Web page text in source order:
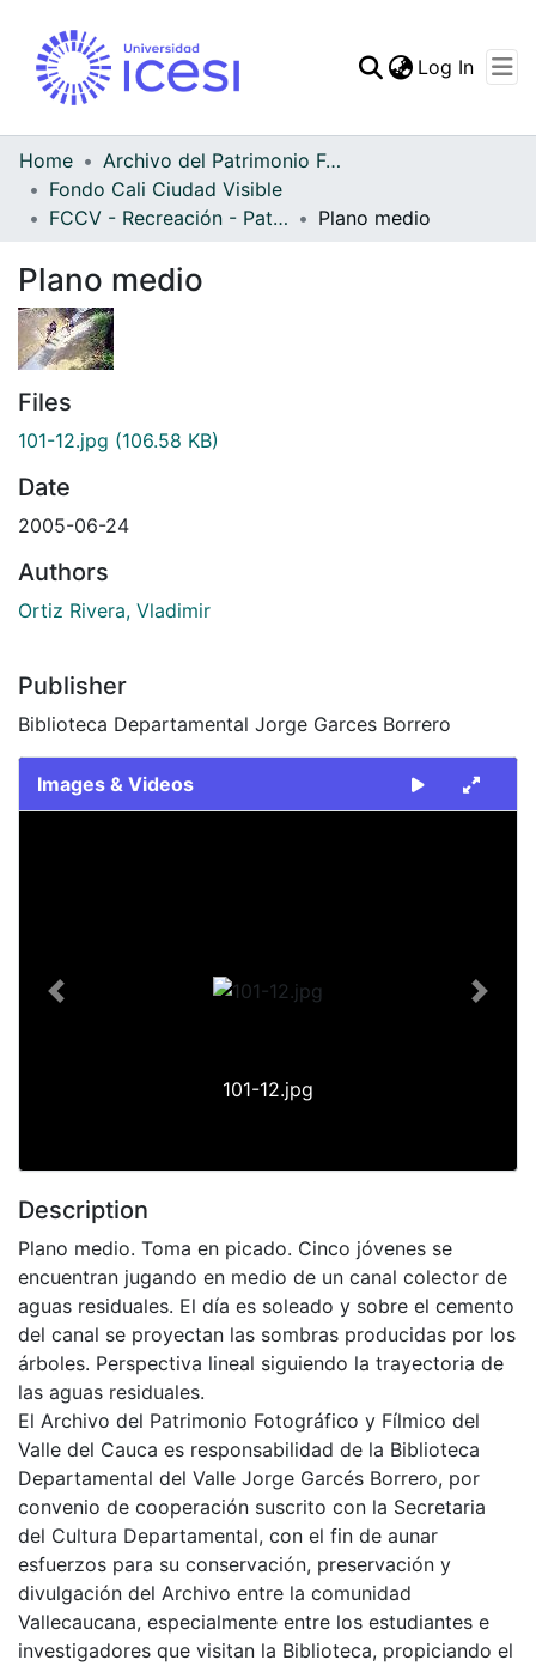
Log In
Home
Archivo del Patrimonio Fotográfico y Fílmico del Valle del Cauca
Fondo Cali Ciudad Visible
FCCV - Recreación - Patrimonial
Plano medio
Plano medio
Files
101-12.jpg (106.58 KB)
Date
2005-06-24
Authors
Ortiz Rivera, Vladimir
Publisher
Biblioteca Departamental Jorge Garces Borrero
Images & Videos
101-12.jpg
Previous Next
Description
Plano medio. Toma en picado. Cinco jóvenes se
encuentran jugando en medio de un canal colector de
aguas residuales. El día es soleado y sobre el cemento
del canal se proyectan las sombras producidas por los
árboles. Perspectiva lineal siguiendo la trayectoria de
las aguas residuales.
El Archivo del Patrimonio Fotográfico y Fílmico del
Valle del Cauca es responsabilidad de la Biblioteca
Departamental del Valle Jorge Garcés Borrero, por
convenio de cooperación suscrito con la Secretaria
del Cultura Departamental, con el fin de aunar
esfuerzos para su conservación, preservación y
divulgación del Archivo entre la comunidad
Vallecaucana, especialmente entre los estudiantes e
investigadores que visitan la Biblioteca, propiciando el